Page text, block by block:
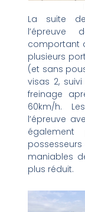
La suite
comportant
plusieurs
(et sans
visas 2,
freinage
60km/h.
l’épreuve
maniables
plus réduit.